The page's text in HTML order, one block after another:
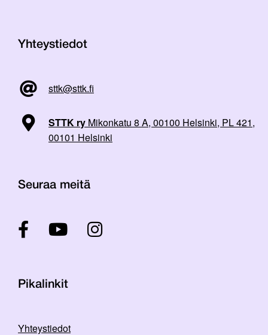
Yhteystiedot
sttk@sttk.fi
STTK ry Mikonkatu 8 A, 00100 Helsinki, PL 421,
00101 Helsinki
Seuraa meitä
Pikalinkit
Yhteystiedot